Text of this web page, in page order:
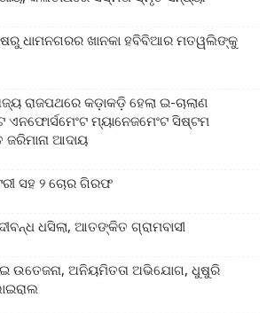
ଧାମନଗରର ଖାନକା ହବିବିଆର ମତୱଲିଙ୍କୁ
ରାଜପଥରେ କଡ଼ାକଡ଼ି ହେଲା ଇ-ଚାଲାଣ
ଏନଫୋର୍ସମେଂଟ ମ୍ୟାନେଜମେଂଟ ସିଷ୍ଟମ
ଜରିମାନା ଆଦାୟ
ସହ ୨ ଚୋର ଗିରଫ
ଧସିଲା, ଆତଙ୍କିତ ଗ୍ରାମବାସୀ
ଉତେଜନା, ଅନିୟମିତତା ଅଭିଯୋଗ, ଧୁଷୁରି